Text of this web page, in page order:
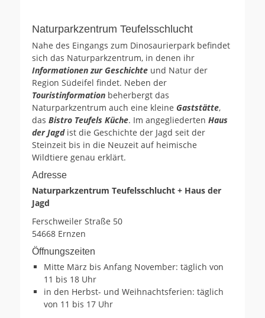
Naturparkzentrum Teufelsschlucht
Nahe des Eingangs zum Dinosaurierpark befindet
sich das Naturparkzentrum, in denen ihr
Informationen zur Geschichte und Natur der
Region Südeifel findet. Neben der
Touristinformation beherbergt das
Naturparkzentrum auch eine kleine Gaststätte,
das Bistro Teufels Küche. Im angegliederten Haus
der Jagd ist die Geschichte der Jagd seit der
Steinzeit bis in die Neuzeit auf heimische
Wildtiere genau erklärt.
Adresse
Naturparkzentrum Teufelsschlucht + Haus der
Jagd
Ferschweiler Straße 50
54668 Ernzen
Öffnungszeiten
Mitte März bis Anfang November: täglich von
11 bis 18 Uhr
in den Herbst- und Weihnachtsferien: täglich
von 11 bis 17 Uhr